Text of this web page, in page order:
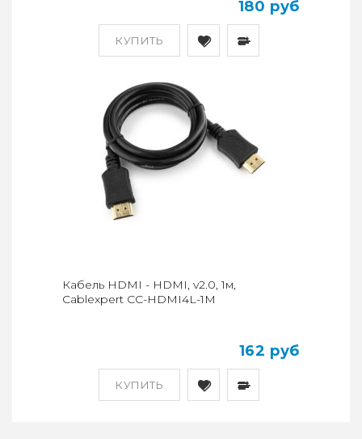
КУПИТЬ
180 руб
КУПИТЬ
Кабель HDMI - HDMI, v2.0, 1м,
Cablexpert CC-HDMI4L-1M
162 руб